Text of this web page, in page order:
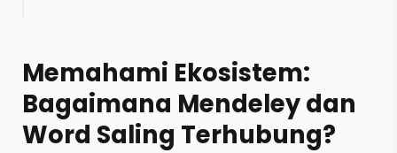
Memahami Ekosistem:
Bagaimana Mendeley dan
Word Saling Terhubung?